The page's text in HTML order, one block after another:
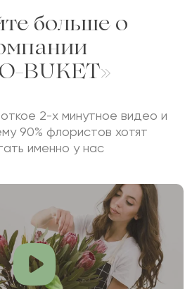
больше о
BUKET»
2-х минутное видео и
90% флористов хотят
именно у нас